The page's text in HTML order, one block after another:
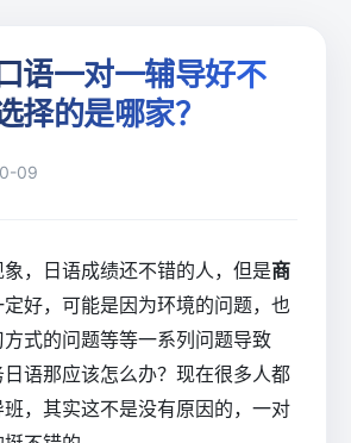
语一对一辅导好不
择的是哪家？
09
，日语成绩还不错的人，但是商
定好，可能是因为环境的问题，也
式的问题等等一系列问题导致
语那应该怎么办？现在很多人都
，其实这不是没有原因的，一对